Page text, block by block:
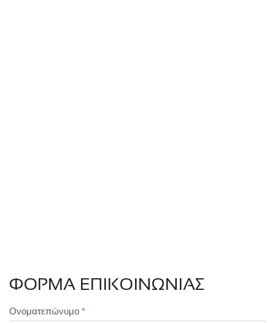
ΦΟΡΜΑ ΕΠΙΚΟΙΝΩΝΙΑΣ
Ονοματεπώνυμο *